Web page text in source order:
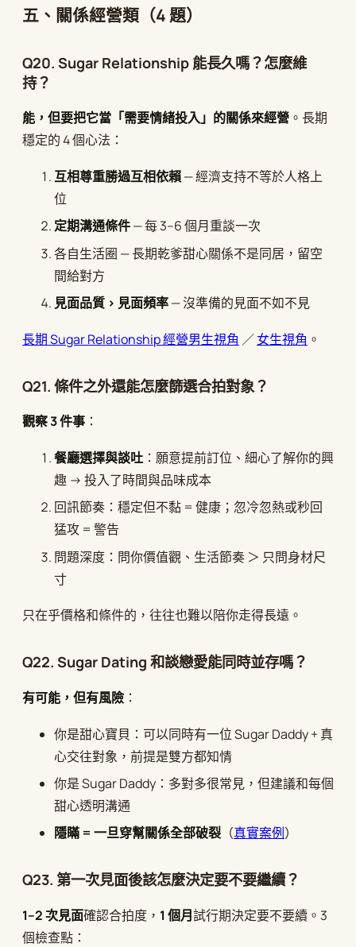
五、關係經營類（4 題）
Q20. Sugar Relationship 能長久嗎？怎麼維
持？
能，但要把它當「需要情緒投入」的關係來經營 。長期
穩定的 4 個心法：
互相尊重勝過互相依賴— 經濟支持不等於人格上
位
定期溝通條件— 每 3–6 個月重談一次
各自生活圈 — 長期乾爹甜心關係不是同居，留空
間給對方
見面品質 > 見面頻率— 沒準備的見面不如不見
長期 Sugar Relationship 經營男生視角 ／女生視角 。
Q21. 條件之外還能怎麼篩選合拍對象？
觀察 3 件事 ：
餐廳選擇與談吐 ：願意提前訂位、細心了解你的興
趣 → 投入了時間與品味成本
回訊節奏：穩定但不黏 = 健康；忽冷忽熱或秒回
猛攻 = 警告
問題深度：問你價值觀、生活節奏 ＞ 只問身材尺
寸
只在乎價格和條件的，往往也難以陪你走得長遠。
Q22. Sugar Dating 和談戀愛能同時並存嗎？
有可能，但有風險 ：
你是甜心寶貝：可以同時有一位 Sugar Daddy + 真
心交往對象，前提是雙方都知情
你是 Sugar Daddy：多對多很常見，但建議和每個
甜心透明溝通
隱瞞 = 一旦穿幫關係全部破裂 （真實案例）
Q23. 第一次見面後該怎麼決定要不要繼續？
1–2 次見面確認合拍度， 1 個月試行期決定要不要續。3
個檢查點：